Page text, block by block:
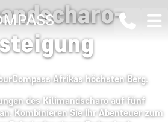
Afrikas höchsten Berg.
des Kilimandscharo auf fünf
Kombinieren Sie Ihr Abenteuer zum